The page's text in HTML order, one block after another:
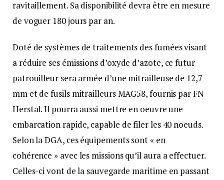
ravitaillement. Sa disponibilité devra être en mesure
de voguer 180 jours par an.
Doté de systèmes de traitements des fumées visant
а réduire ses émissions d’oxyde d’azote, ce futur
patrouilleur sera armée d’une mitrailleuse de 12,7
mm et de fusils mitrailleurs MAG58, fournis par FN
Herstal. Il pourra aussi mettre en oeuvre une
embarcation rapide, capable de filer les 40 noeuds.
Selon la DGA, ces équipements sont « en
cohérence » avec les missions qu’il aura а effectuer.
Celles-ci vont de la sauvegarde maritime en passant